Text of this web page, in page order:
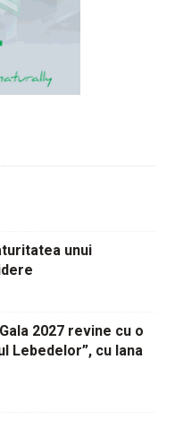
unui
2027 revine cu o
Lebedelor”, cu Iana